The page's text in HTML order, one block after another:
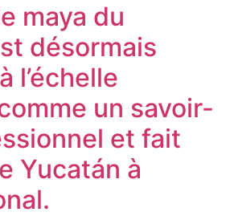
maya du
désormais
l’échelle
un savoir-
et fait
Yucatán à